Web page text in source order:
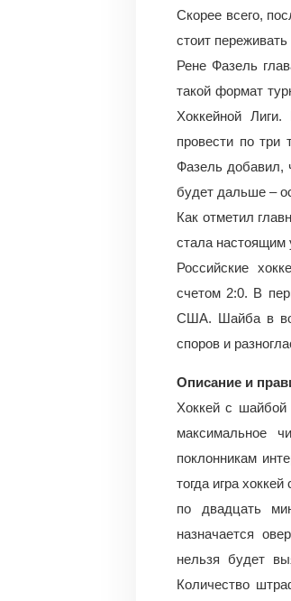
Скорее всего,
стоит
Рене Фазель
такой формат
Хоккейной
провести по три
Фазель добавил,
будет дальше –
Как отметил
стала настоящим
Российские
счетом 2:0. В
США. Шайба в
споров и
Описание и
Хоккей с шайбой
максимальное
поклонникам
тогда игра
по двадцать
назначается
нельзя будет
Количество